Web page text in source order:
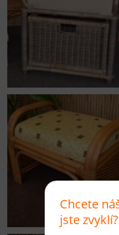
Chcete
jste zvyklí?